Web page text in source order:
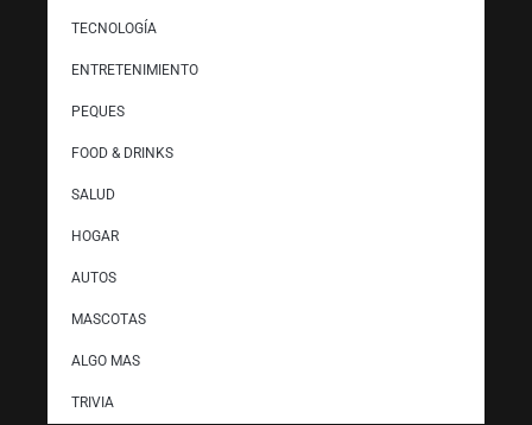
TECNOLOGÍA
ENTRETENIMIENTO
PEQUES
FOOD & DRINKS
SALUD
HOGAR
AUTOS
MASCOTAS
ALGO MAS
TRIVIA